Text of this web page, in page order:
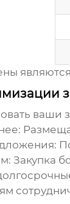
ваши
Закупка